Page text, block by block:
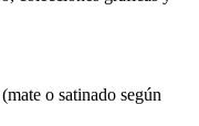
o satinado según